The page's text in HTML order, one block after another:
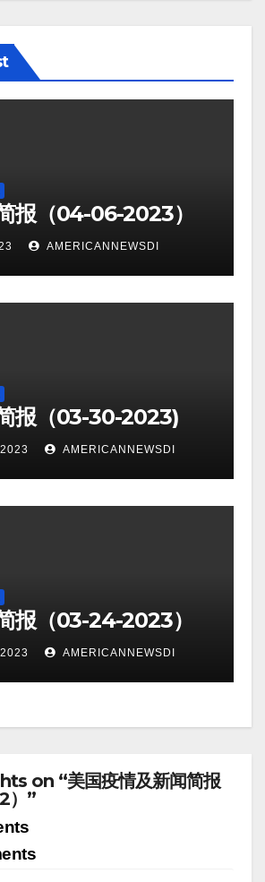
报（04-06-2023）
AMERICANNEWSDI
报（03-30-2023)
AMERICANNEWSDI
报（03-24-2023）
AMERICANNEWSDI
on “美国疫情及新闻简报
）”